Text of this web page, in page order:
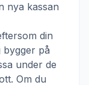
nya kassan
din
bygger på
under de
Om du